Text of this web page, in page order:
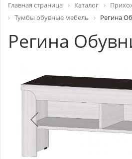
Главная страница Каталог
Тумбы обувные мебель
Регина
Регина